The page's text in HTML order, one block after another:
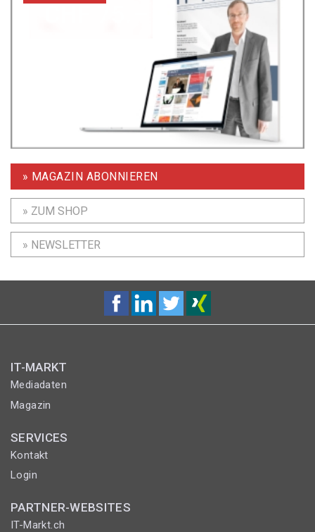
» MAGAZIN ABONNIEREN
» ZUM SHOP
» NEWSLETTER
IT-MARKT
Mediadaten
Magazin
SERVICES
Kontakt
Login
PARTNER-WEBSITES
IT-Markt.ch